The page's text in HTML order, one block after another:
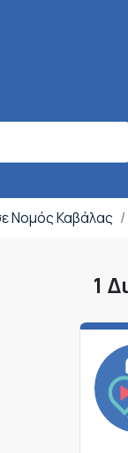
Νομός Καβάλας
1